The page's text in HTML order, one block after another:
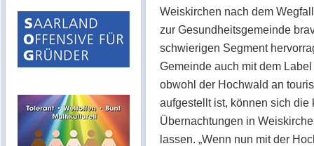
Weiskirchen nach dem
zur Gesundheitsgemeinde
schwierigen Segment
Gemeinde auch mit dem
obwohl der Hochwald an
aufgestellt ist, können sich
Übernachtungen in
lassen. „Wenn nun mit der